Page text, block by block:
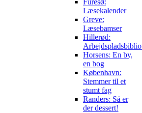
Furesø:
Læsekalender
Greve:
Læsebamser
Hillerød:
Horsens: En by,
en bog
København:
Stemmer til et
stumt fag
Randers: Så er
der dessert!